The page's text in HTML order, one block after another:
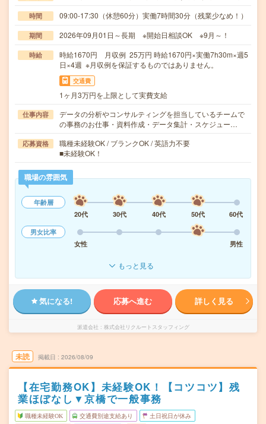
時間 09:00-17:30（休憩60分）実働7時間30分（残業少なめ！）
期間 2026年09月01日～長期 ※開始日相談OK ※9月～！
時給
時給1670円 月収例 25万円 時給1670円×実働7h30m×週5
日×4週 ※月収例を保証するものではありません。
交通費
1ヶ月3万円を上限として実費支給
仕事内容
データの分析やコンサルティングを担当しているチームで
の事務のお仕事・資料作成・データ集計・スケジュー…
応募資格
職種未経験OK / ブランクOK / 英語力不要
■未経験OK！
職場の雰囲気
年齢層
20代
30代 40代 50代
60代
男女比率
女性
男性
もっと見る
気になる! 応募へ進む 詳しく見る
派遣会社 株式会社リクルートスタッフィング
未読 掲載日 2026/08/09
【在宅勤務OK】未経験OK！【コツコツ】残
業ほぼなし▼京橋で一般事務
職種未経験OK 交通費別途支給あり 土日祝日が休み